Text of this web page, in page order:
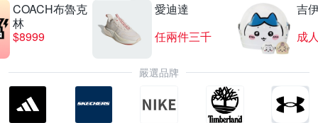
COACH布魯克
林
$8999
愛迪達
任兩件三千
吉
嚴選品牌